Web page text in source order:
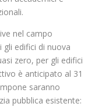
nel campo
gli edifici di nuova
zero, per gli edifici
è anticipato al 31
saranno
pubblica esistente: